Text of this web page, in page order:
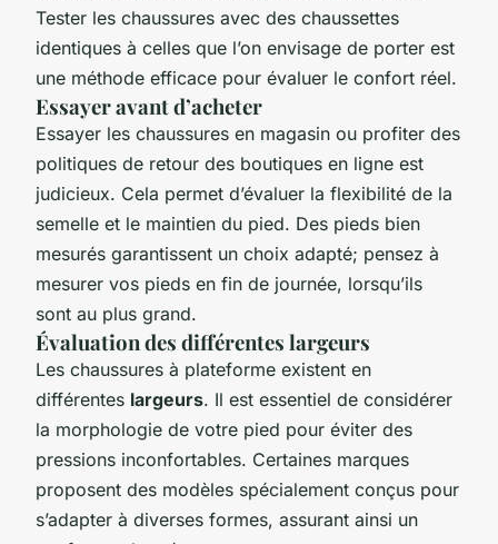
Tester les chaussures avec des chaussettes
identiques à celles que l’on envisage de porter est
une méthode efficace pour évaluer le confort réel.
Essayer avant d’acheter
Essayer les chaussures en magasin ou profiter des
politiques de retour des boutiques en ligne est
judicieux. Cela permet d’évaluer la flexibilité de la
semelle et le maintien du pied. Des pieds bien
mesurés garantissent un choix adapté; pensez à
mesurer vos pieds en fin de journée, lorsqu’ils
sont au plus grand.
Évaluation des différentes largeurs
Les chaussures à plateforme existent en
différentes largeurs. Il est essentiel de considérer
la morphologie de votre pied pour éviter des
pressions inconfortables. Certaines marques
proposent des modèles spécialement conçus pour
s’adapter à diverses formes, assurant ainsi un